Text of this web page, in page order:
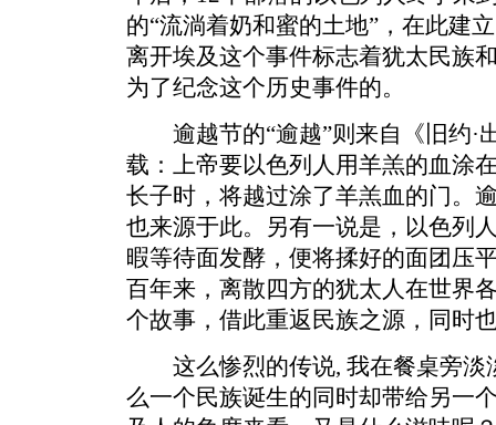
的“流淌着奶和蜜的土地”，在此建
离开埃及这个事件标志着犹太民族
为了纪念这个历史事件的。
逾越节的“逾越”则来自《旧约·
载：上帝要以色列人用羊羔的血涂
长子时，将越过涂了羊羔血的门。
也来源于此。另有一说是，以色列
暇等待面发酵，便将揉好的面团压
百年来，离散四方的犹太人在世界
个故事，借此重返民族之源，同时
这么惨烈的传说, 我在餐桌旁淡
么一个民族诞生的同时却带给另一